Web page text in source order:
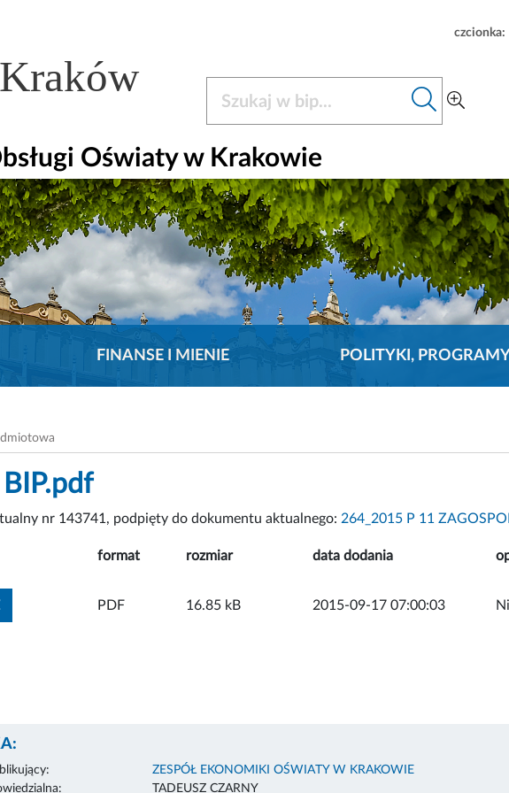
czcionka:
Oświaty w Krakowie
FINANSE I MIENIE POLITYKI,
nr 143741, podpięty do dokumentu aktualnego: 264_2015 P 11
format rozmiar data dodania
ZOBACZ ZAŁĄCZNIK
PDF 16.85 kB 2015-09-17 07:00:03
ZESPÓŁ EKONOMIKI OŚWIATY W KRAKOWIE
TADEUSZ CZARNY